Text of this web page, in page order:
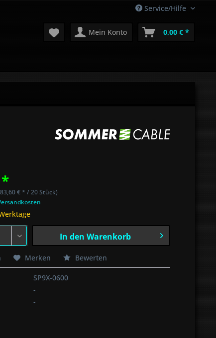
Service/Hilfe
Mein Konto 0,00 € *
€ * / 20 Stück)
In den Warenkorb
Merken Bewerten
SP9X-0600
-
-